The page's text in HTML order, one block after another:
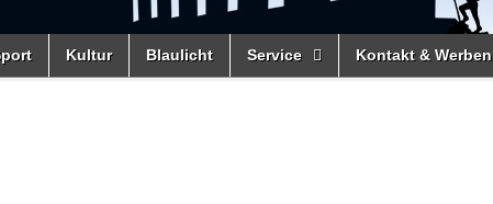
Kultur Blaulicht Service Kontakt & Werben